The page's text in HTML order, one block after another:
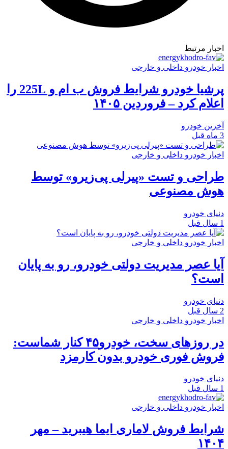
اخبار مرتبط
اخبار خودرو داخلی و خارجی
پرشیا خودرو شرایط فروش ب ام و 225L را
اعلام کرد – فروردین ۱۴۰۵
آخرین خودرو
3 ماه قبل
اخبار خودرو داخلی و خارجی
طراحی و تست «پیرلی پی‌زیرو» توسط
هوش مصنوعی
دنیای خودرو
1 سال قبل
اخبار خودرو داخلی و خارجی
آیا عصر مدیریت دولتی خودرو، رو به پایان
است؟
دنیای خودرو
2 سال قبل
اخبار خودرو داخلی و خارجی
در روزهای سخت، خودرو۴۵ کنار شماست:
فروش فوری خودرو بدون کارمزد
دنیای خودرو
1 سال قبل
اخبار خودرو داخلی و خارجی
شرایط فروش لاماری ایما هیبرید – مهر
۱۴۰۴